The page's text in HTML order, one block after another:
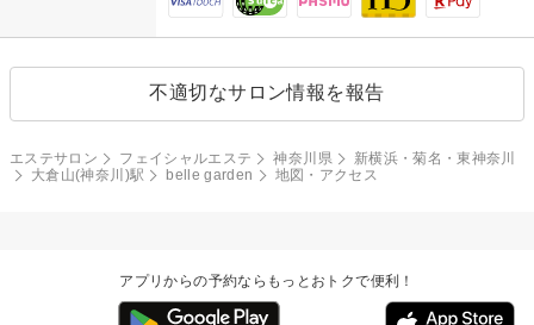
不適切なサロン情報を報告
エステサロン フェイシャルエステ 神奈川県
新横浜・菊名・東神奈川
大倉山(神奈川)駅
belle garden 地図・アクセス
アプリからの予約ならもっとおトクで便利！